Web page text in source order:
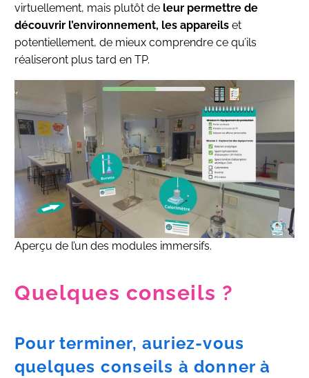
virtuellement, mais plutôt de leur permettre de
découvrir l’environnement, les appareils et
potentiellement, de mieux comprendre ce qu’ils
réaliseront plus tard en TP.
Aperçu de l’un des modules immersifs.
Quelques conseils ?
Pour terminer, auriez-vous
quelques conseils à donner à